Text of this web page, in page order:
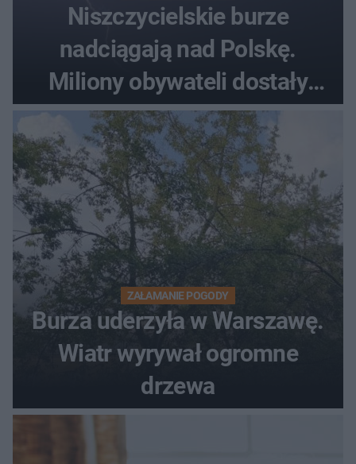
Niszczycielskie burze
nadciągają nad Polskę.
Miliony obywateli dostały
wiadomości z pilnym
ostrzeżeniem
ZAŁAMANIE POGODY
Burza uderzyła w Warszawę.
Wiatr wyrywał ogromne
drzewa